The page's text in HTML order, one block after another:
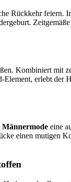
Rückkehr feiern.
Kombiniert mit
Element, erlebt der
Männermode eine
einen mutigen